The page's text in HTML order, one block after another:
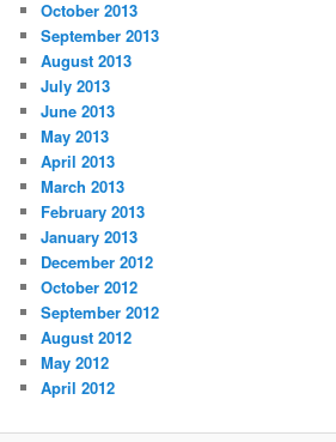
October 2013
September 2013
August 2013
July 2013
June 2013
May 2013
April 2013
March 2013
February 2013
January 2013
December 2012
October 2012
September 2012
August 2012
May 2012
April 2012